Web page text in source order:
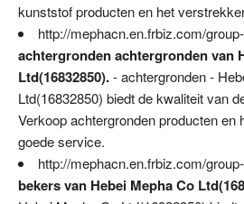
kunststof producten en het
http://mephacn.en.frbiz.com/
achtergronden achtergronden van
Ltd(16832850).- achtergronden -
Ltd(16832850) biedt de kwaliteit van
Verkoop achtergronden producten en
goede service.
http://mephacn.en.frbiz.com/
bekers van Hebei Mepha Co